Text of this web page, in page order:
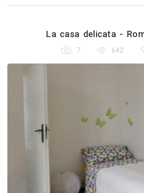
La casa delicata -
7 642